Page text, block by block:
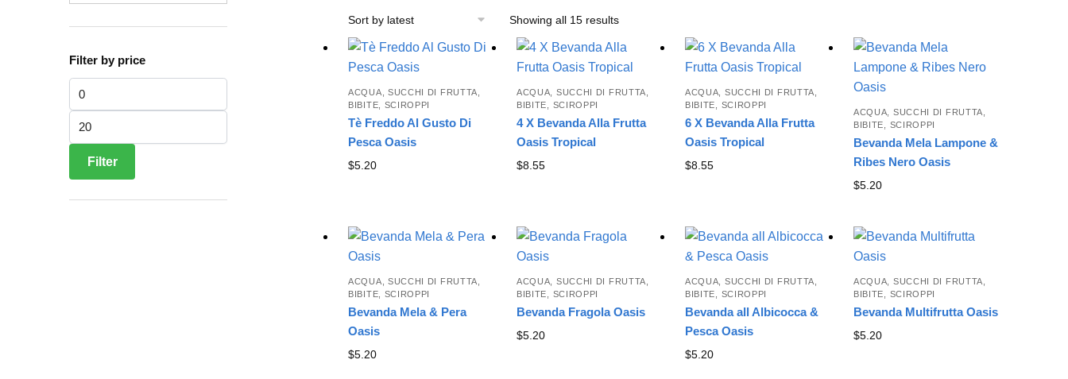
Showing all 15 results
latest
ACQUA, SUCCHI DI FRUTTA,
BIBITE, SCIROPPI
Tè Freddo Al Gusto Di
Pesca Oasis
$5.20
ACQUA, SUCCHI DI FRUTTA,
BIBITE, SCIROPPI
4 X Bevanda Alla Frutta
Oasis Tropical
$8.55
ACQUA, SUCCHI DI FRUTTA,
BIBITE, SCIROPPI
6 X Bevanda Alla Frutta
Oasis Tropical
$8.55
ACQUA, SUCCHI DI FRUTTA,
BIBITE, SCIROPPI
Bevanda Mela Lampone &
Ribes Nero Oasis
$5.20
ACQUA, SUCCHI DI FRUTTA,
BIBITE, SCIROPPI
Bevanda Mela & Pera
Oasis
$5.20
ACQUA, SUCCHI DI FRUTTA,
BIBITE, SCIROPPI
Bevanda Fragola Oasis
$5.20
ACQUA, SUCCHI DI FRUTTA,
BIBITE, SCIROPPI
Bevanda all Albicocca &
Pesca Oasis
$5.20
ACQUA, SUCCHI DI FRUTTA,
BIBITE, SCIROPPI
Bevanda Multifrutta Oasis
$5.20
Filter by price
Min price
Max price
Filter